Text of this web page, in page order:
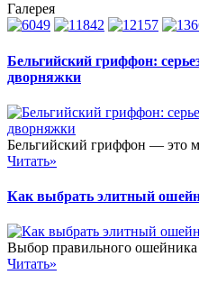
Галерея
Бельгийский гриффон:
дворняжки
Бельгийский гриффон — это
Читать»
Как выбрать элитный
Выбор правильного ошейника
Читать»